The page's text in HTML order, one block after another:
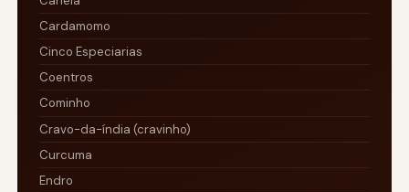
Cardamomo
Cinco Especiarias
Coentros
Cominho
Cravo-da-índia (cravinho)
Curcuma
Endro